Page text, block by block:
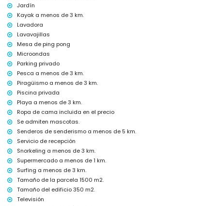
Instalaciones y servicios incluidos en el precio del alquiler de la
villa
plancha y tabla de planchar
ropa de cama y toallas
servicio de recepción y servicio de emergencia 24 horas
mesa de ping-pong
calefacción central y aire acondicionado
Instalaciones y servicios con cargo adicional
cama extra y camas/cunas para niños (bajo petición)
Entretenimiento y actividades de ocio para sus vacaciones en
Jávea, Costa Blanca
cine, teatro, discoteca, bar y paseo marítimo (Paseo Marítimo) (a
menos de 5 kilómetros de la casa)
Lugares de interés y cultura en Jávea, Costa Blanca
museo (Histórico de Jávea), iglesia (Virgen de Loreto, Jávea (Puerto)),
ruina (Molinos de viento, Jávea), monumento (Histórico de Jávea),
edificio arquitectónico (Histórico de Jávea) y lugar histórico
(Histórico de Jávea) (a menos de 5 kilómetros del alojamiento)
castillo (Castillo de Denia y Denia) (a menos de 25 kilómetros del
Jardín
Kayak a menos de 3 km.
Lavadora
Lavavajillas
Mesa de ping pong
Microondas
Parking privado
Pesca a menos de 3 km.
Piragüismo a menos de 3 km.
Piscina privada
Playa a menos de 3 km.
Ropa de cama incluida en el precio
Se admiten mascotas.
Senderos de senderismo a menos de 5 km.
Servicio de recepción
Snorkeling a menos de 3 km.
Supermercado a menos de 1 km.
Surfing a menos de 3 km.
Tamaño de la parcela 1500 m2.
Tamaño del edificio 350 m2.
Televisión